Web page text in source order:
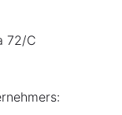
72/C